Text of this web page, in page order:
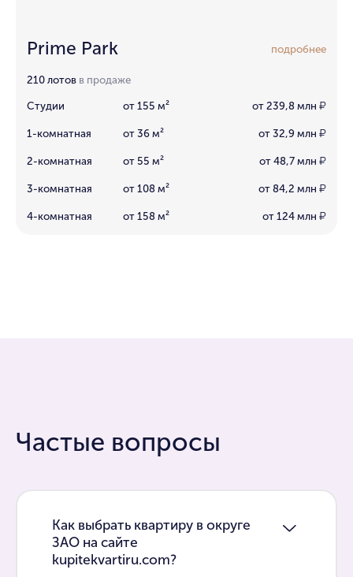
Prime Park подробнее
210 лотов в продаже
Студии от 155 м² от 239,8 млн ₽
1-комнатная от 36 м² от 32,9 млн ₽
2-комнатная от 55 м² от 48,7 млн ₽
3-комнатная от 108 м² от 84,2 млн ₽
4-комнатная от 158 м² от 124 млн ₽
Частые вопросы
Как выбрать квартиру в округе
ЗАО на сайте
kupitekvartiru.com?